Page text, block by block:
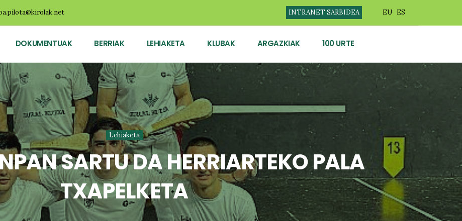
INTRANET SARBIDEA EU ES
DOKUMENTUAK BERRIAK LEHIAKETA KLUBAK ARGAZKIAK 100 URTE
Lehiaketa
SARTU DA HERRIARTEKO PALA
TXAPELKETA